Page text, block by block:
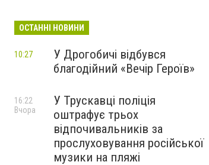
ОСТАННІ НОВИНИ
У Дрогобичі відбувся
благодійний «Вечір Героїв»
10:27
У Трускавці поліція
оштрафує трьох
відпочивальників за
прослуховування російської
музики на пляжі
16:22
Вчора